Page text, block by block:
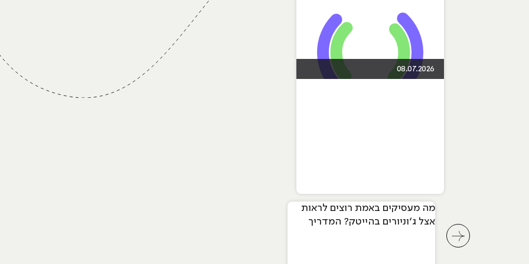
08.07.2026
מה מעסיקים באמת רוצים לראות
אצל ג׳וניורים בהייטק? המדריך
לחץ לשיקופית קודמת בסליידר מאמרים